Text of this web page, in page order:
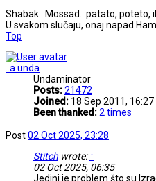
Shabak.. Mossad.. patato, poteto,
U svakom slučaju, onaj napad
Top
..a unda
Undaminator
Posts:21472
Joined: 18 Sep 2011, 16:27
Been thanked:2 times
Post02 Oct 2025, 23:28
Stitch wrote: ↑
02 Oct 2025, 06:35
Jedini je problem što su